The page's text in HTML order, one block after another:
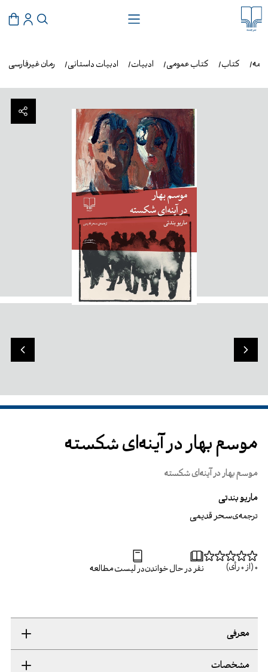
رمان غیرفارسی ادبیات داستانی ادبیات کتاب عمومی کتاب
موسم بهار در آینه‌ای شکسته
موسم بهار در آینه‌ای شکسته
ماریو بندتی
ترجمه‌یسحر قدیمی
0 (از 0 رأی) نفر در حال خواندندر لیست مطالعه
معرفی
مشخصات